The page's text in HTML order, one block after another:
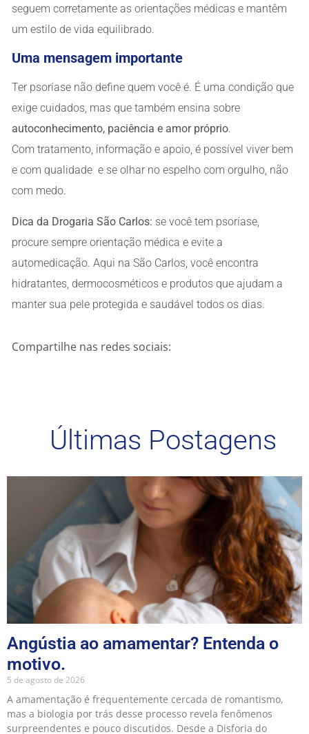
seguem corretamente as orientações médicas e mantêm
um estilo de vida equilibrado.
Uma mensagem importante
Ter psoríase não define quem você é. É uma condição que
exige cuidados, mas que também ensina sobre
autoconhecimento, paciência e amor próprio.
Com tratamento, informação e apoio, é possível viver bem
e com qualidade e se olhar no espelho com orgulho, não
com medo.
Dica da Drogaria São Carlos: se você tem psoríase,
procure sempre orientação médica e evite a
automedicação. Aqui na São Carlos, você encontra
hidratantes, dermocosméticos e produtos que ajudam a
manter sua pele protegida e saudável todos os dias.
Compartilhe nas redes sociais:
Últimas Postagens
Angústia ao amamentar? Entenda o
motivo.
5 de agosto de 2026
A amamentação é frequentemente cercada de romantismo,
mas a biologia por trás desse processo revela fenômenos
surpreendentes e pouco discutidos. Desde a Disforia do